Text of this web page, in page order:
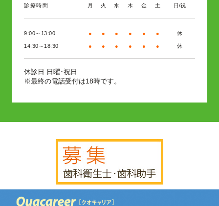
診療時間 月 火 水 木 金 土 日/祝
9:00～13:00 ● ● ● ● ● ● 休
14:30～18:30 ● ● ● ● ● ● 休
休診日 日曜･祝日
※最終の電話受付は18時です。